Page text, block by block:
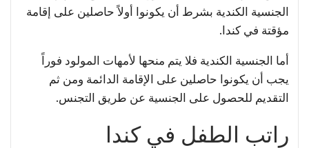
الجنسية الكندية بشرط أن يكونوا أولاً حاصلين على إقامة
مؤقتة في كندا.
أما الجنسية الكندية فلا يتم منحها لأمهات المولود فوراً
يجب أن يكونوا حاصلين على الإقامة الدائمة ومن ثم
التقديم للحصول على الجنسية عن طريق التجنس.
راتب الطفل في كندا